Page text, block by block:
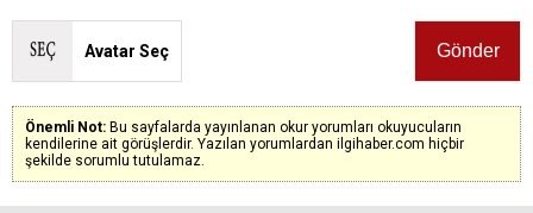
Avatar Seç
Önemli Not: Bu sayfalarda yayınlanan okur yorumları okuyucuların
kendilerine ait görüşlerdir. Yazılan yorumlardan ilgihaber.com hiçbir
şekilde sorumlu tutulamaz.